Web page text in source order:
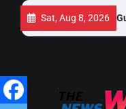
content
Sat, Aug 8, 2026